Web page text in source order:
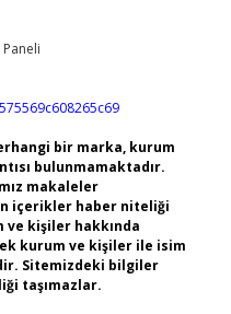
bir marka, kurum
bulunmamaktadır.
makaleler
içerikler haber niteliği
ve kişiler hakkında
kurum ve kişiler ile isim
Sitemizdeki bilgiler
taşımazlar.